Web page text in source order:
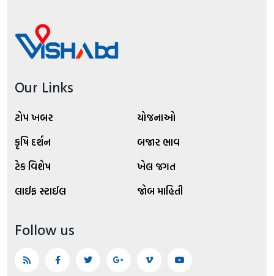
Our Links
ટોપ ખબર
યોજનાઓ
કૃષિ દર્શન
બજાર ભાવ
ટેક વિશેષ
ખેલ જગત
લાઈફ સ્ટાઈલ
જોબ માહિતી
Follow us